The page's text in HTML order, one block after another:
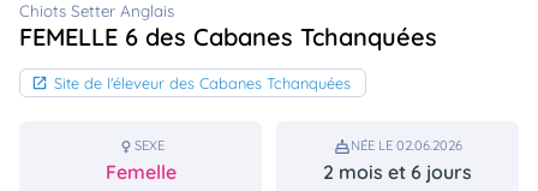
Assurances
Connexion
Chiots Setter Anglais
FEMELLE 6 des Cabanes Tchanquées
Site de l'éleveur des Cabanes Tchanquées
SEXE
Femelle
NÉE LE 02.06.2026
2 mois et 6 jours